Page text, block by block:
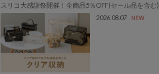
スリコ大感謝祭開催！全商品5％OFF(セール品を含む)
2026.08.07
NEW